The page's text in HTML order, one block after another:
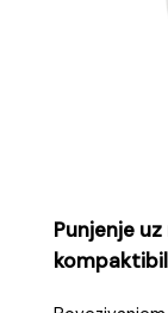
Punjenje